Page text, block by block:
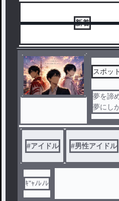
新着
スポッ
夢を諦
夢にし
愛知の
無謀な
観客3
。これ
#アイドル #男性アイドル
ｷ"ｬﾉﾚﾉﾚ